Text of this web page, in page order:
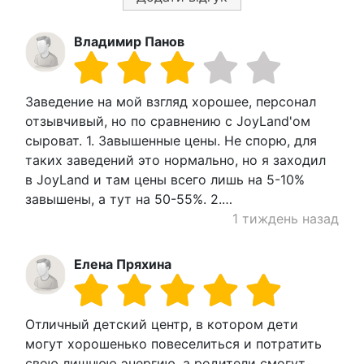
Владимир Панов
Заведение на мой взгляд хорошее, персонал
отзывчивый, но по сравнению с JoyLand'ом
сыроват. 1. Завышенные цены. Не спорю, для
таких заведений это нормально, но я заходил
в JoyLand и там цены всего лишь на 5-10%
завышены, а тут на 50-55%. 2.…
1 тиждень назад
Елена Пряхина
Отличный детский центр, в котором дети
могут хорошенько повеселиться и потратить